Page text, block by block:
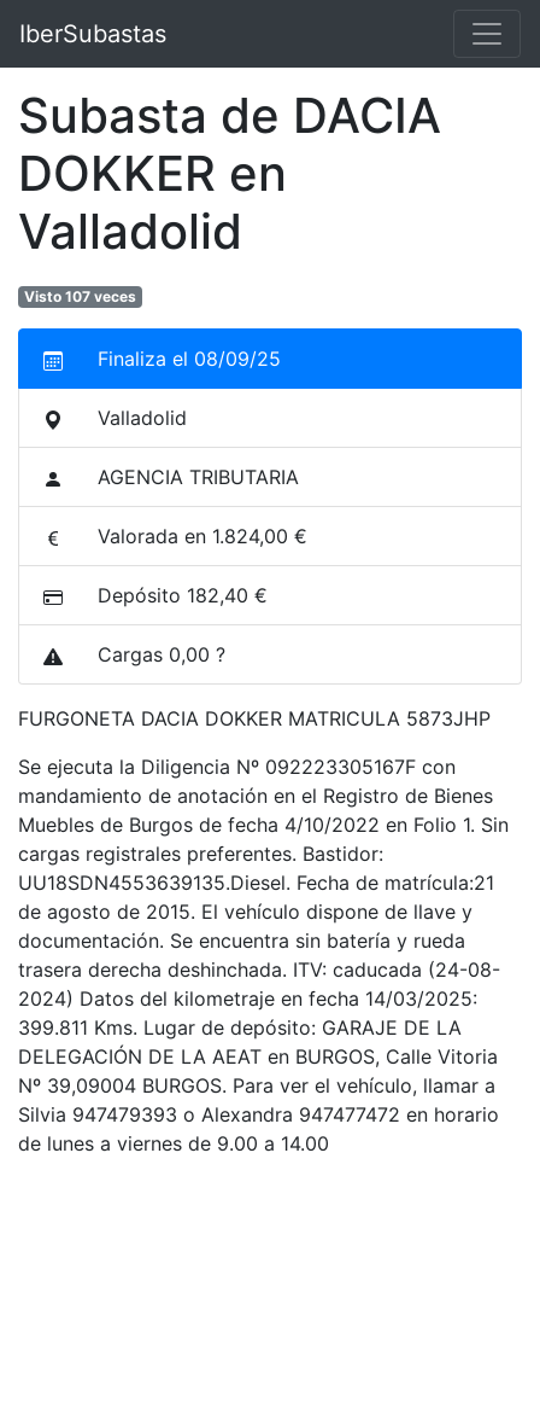
IberSubastas
Subasta de DACIA
DOKKER en
Valladolid
Visto 107 veces
Finaliza el 08/09/25
Valladolid
AGENCIA TRIBUTARIA
Valorada en 1.824,00 €
Depósito 182,40 €
Cargas 0,00 ?
FURGONETA DACIA DOKKER MATRICULA 5873JHP
Se ejecuta la Diligencia Nº 092223305167F con
mandamiento de anotación en el Registro de Bienes
Muebles de Burgos de fecha 4/10/2022 en Folio 1. Sin
cargas registrales preferentes. Bastidor:
UU18SDN4553639135.Diesel. Fecha de matrícula:21
de agosto de 2015. El vehículo dispone de llave y
documentación. Se encuentra sin batería y rueda
trasera derecha deshinchada. ITV: caducada (24-08-
2024) Datos del kilometraje en fecha 14/03/2025:
399.811 Kms. Lugar de depósito: GARAJE DE LA
DELEGACIÓN DE LA AEAT en BURGOS, Calle Vitoria
Nº 39,09004 BURGOS. Para ver el vehículo, llamar a
Silvia 947479393 o Alexandra 947477472 en horario
de lunes a viernes de 9.00 a 14.00